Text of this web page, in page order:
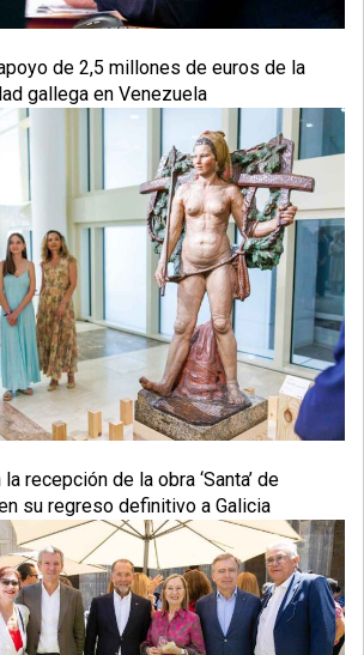
de 2,5 millones de euros de la
gallega en Venezuela
recepción de la obra ‘Santa’ de
su regreso definitivo a Galicia